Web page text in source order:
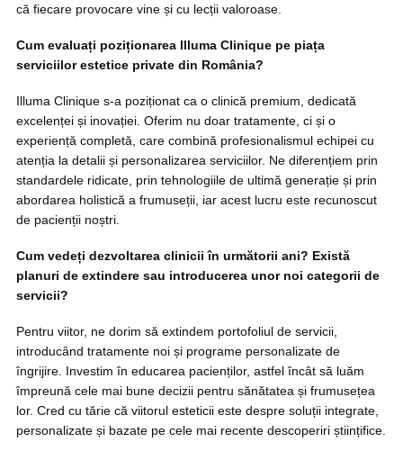
că fiecare provocare vine și cu lecții valoroase.
Cum evaluați poziționarea Illuma Clinique pe piața
serviciilor estetice private din România?
Illuma Clinique s-a poziționat ca o clinică premium, dedicată
excelenței și inovației. Oferim nu doar tratamente, ci și o
experiență completă, care combină profesionalismul echipei cu
atenția la detalii și personalizarea serviciilor. Ne diferențiem prin
standardele ridicate, prin tehnologiile de ultimă generație și prin
abordarea holistică a frumuseții, iar acest lucru este recunoscut
de pacienții noștri.
Cum vedeți dezvoltarea clinicii în următorii ani? Există
planuri de extindere sau introducerea unor noi categorii de
servicii?
Pentru viitor, ne dorim să extindem portofoliul de servicii,
introducând tratamente noi și programe personalizate de
îngrijire. Investim în educarea pacienților, astfel încât să luăm
împreună cele mai bune decizii pentru sănătatea și frumusețea
lor. Cred cu tărie că viitorul esteticii este despre soluții integrate,
personalizate și bazate pe cele mai recente descoperiri științifice.